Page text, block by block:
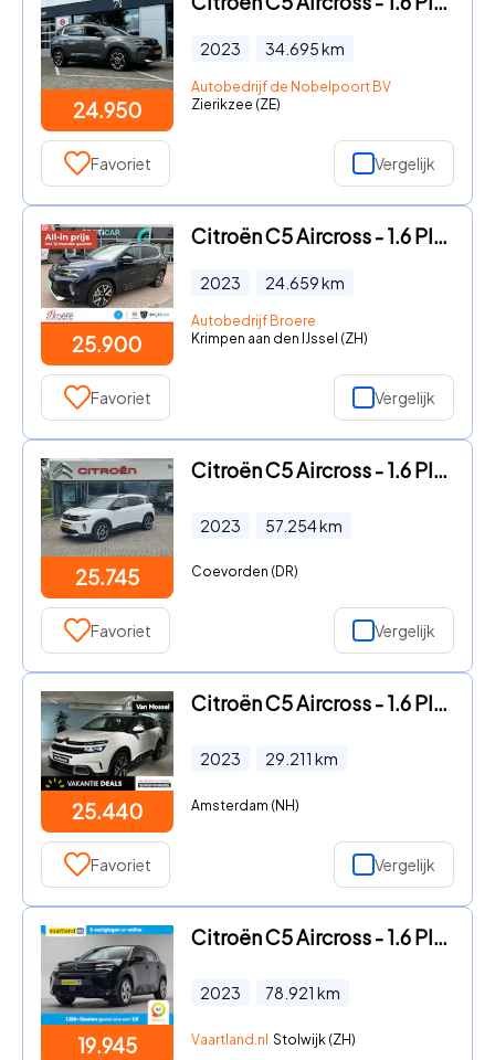
24.950
2023 34.695km
Autobedrijf de Nobelpoort BV
Zierikzee (ZE)
Favoriet Vergelijk
25.900
Citroën C5 Aircross - 1.6 Plug-in Hybrid 225 Shine Verwarmde voorstoelen, SOH 98%
2023 24.659km
Autobedrijf Broere
Krimpen aan den IJssel (ZH)
Favoriet Vergelijk
25.745
Citroën C5 Aircross - 1.6 Plug-in Hybrid Shine AUTOMAAT
2023 57.254km
Coevorden (DR)
Favoriet Vergelijk
25.440
Citroën C5 Aircross - 1.6 Plug-in Hybrid 225 Shine
2023 29.211 km
Amsterdam (NH)
Favoriet Vergelijk
19.945
Citroën C5 Aircross - 1.6 Plug-in Hybrid 225pk Feel Aut [ Navi Camera Climate ]
2023 78.921 km
Vaartland.nl Stolwijk (ZH)